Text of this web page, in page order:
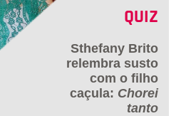
QUIZ
Sthefany Brito
relembra susto
com o filho
caçula: Chorei
tanto